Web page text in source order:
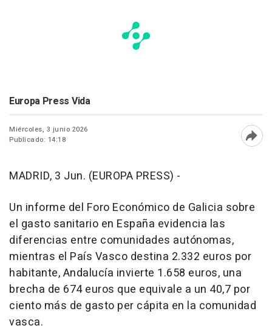
Europa Press Vida
Miércoles, 3 junio 2026
Publicado: 14:18
MADRID, 3 Jun. (EUROPA PRESS) -
Un informe del Foro Económico de Galicia sobre
el gasto sanitario en España evidencia las
diferencias entre comunidades autónomas,
mientras el País Vasco destina 2.332 euros por
habitante, Andalucía invierte 1.658 euros, una
brecha de 674 euros que equivale a un 40,7 por
ciento más de gasto per cápita en la comunidad
vasca.